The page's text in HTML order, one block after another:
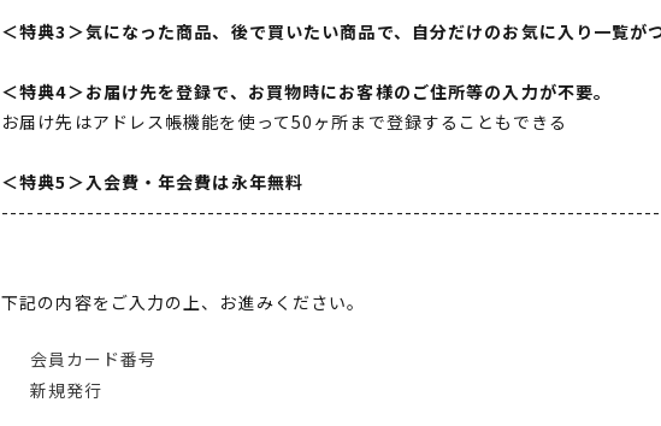
＜特典3＞気になった商品、後で買いたい商品で、自分だけのお気に入り一覧が
＜特典4＞お届け先を登録で、お買物時にお客様のご住所等の入力が不要。
お届け先はアドレス帳機能を使って50ヶ所まで登録することもできる
＜特典5＞入会費・年会費は永年無料
下記の内容をご入力の上、お進みください。
会員カード番号
新規発行